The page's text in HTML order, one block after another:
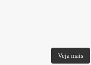
Veja mais